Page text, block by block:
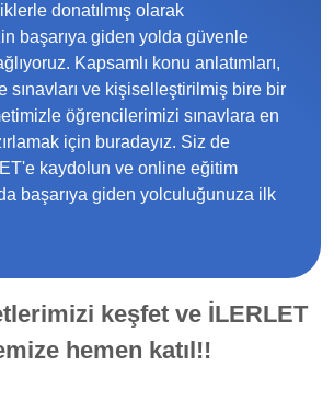
donatılmış olarak
başarıya giden yolda güvenle
Kapsamlı konu anlatımları,
sınavları ve kişiselleştirilmiş bire bir
öğrencilerimizi sınavlara en
için buradayız. Siz de
kaydolun ve online eğitim
başarıya giden yolculuğunuza ilk
keşfet ve İLERLET
hemen katıl!!